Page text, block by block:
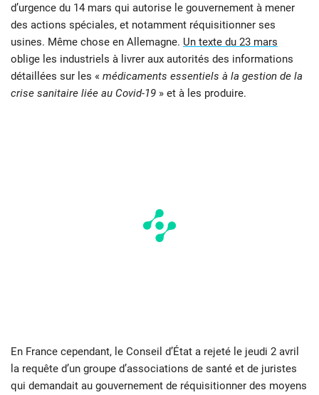
d’urgence du 14 mars qui autorise le gouvernement à mener
des actions spéciales, et notamment réquisitionner ses
usines. Même chose en Allemagne. Un texte du 23 mars
oblige les industriels à livrer aux autorités des informations
détaillées sur les « médicaments essentiels à la gestion de la
crise sanitaire liée au Covid-19 » et à les produire.
En France cependant, le Conseil d’État a rejeté le jeudi 2 avril
la requête d’un groupe d’associations de santé et de juristes
qui demandait au gouvernement de réquisitionner des moyens